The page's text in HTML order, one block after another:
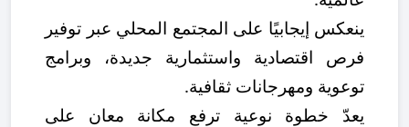
ينعكس إيجابيًا على المجتمع المحلي عبر توفير
فرص اقتصادية واستثمارية جديدة، وبرامج
توعوية ومهرجانات ثقافية.
يعدّ خطوة نوعية ترفع مكانة معان على